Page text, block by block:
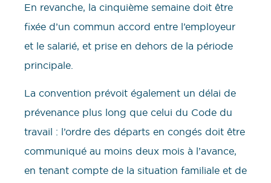
En revanche, la cinquième semaine doit être
fixée d’un commun accord entre l’employeur
et le salarié, et prise en dehors de la période
principale.
La convention prévoit également un délai de
prévenance plus long que celui du Code du
travail : l’ordre des départs en congés doit être
communiqué au moins deux mois à l’avance,
en tenant compte de la situation familiale et de